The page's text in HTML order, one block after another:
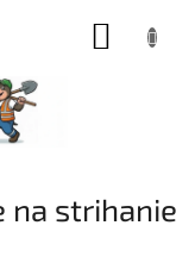
na strihanie